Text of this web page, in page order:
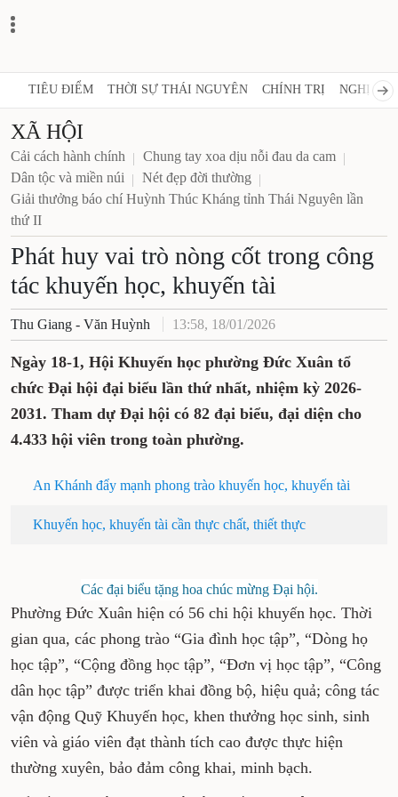
TIÊU ĐIỂM THỜI SỰ THÁI NGUYÊN CHÍNH TRỊ NGHỊ
XÃ HỘI
Cải cách hành chính
Chung tay xoa dịu nỗi đau da cam
Dân tộc và miền núi
Nét đẹp đời thường
Giải thưởng báo chí Huỳnh Thúc Kháng tỉnh Thái Nguyên lần
thứ II
Phát huy vai trò nòng cốt trong công
tác khuyến học, khuyến tài
Thu Giang - Văn Huỳnh 13:58, 18/01/2026
Ngày 18-1, Hội Khuyến học phường Đức Xuân tổ
chức Đại hội đại biểu lần thứ nhất, nhiệm kỳ 2026-
2031. Tham dự Đại hội có 82 đại biểu, đại diện cho
4.433 hội viên trong toàn phường.
An Khánh đẩy mạnh phong trào khuyến học, khuyến tài
Khuyến học, khuyến tài cần thực chất, thiết thực
Các đại biểu tặng hoa chúc mừng Đại hội.
Phường Đức Xuân hiện có 56 chi hội khuyến học. Thời
gian qua, các phong trào “Gia đình học tập”, “Dòng họ
học tập”, “Cộng đồng học tập”, “Đơn vị học tập”, “Công
dân học tập” được triển khai đồng bộ, hiệu quả; công tác
vận động Quỹ Khuyến học, khen thưởng học sinh, sinh
viên và giáo viên đạt thành tích cao được thực hiện
thường xuyên, bảo đảm công khai, minh bạch.